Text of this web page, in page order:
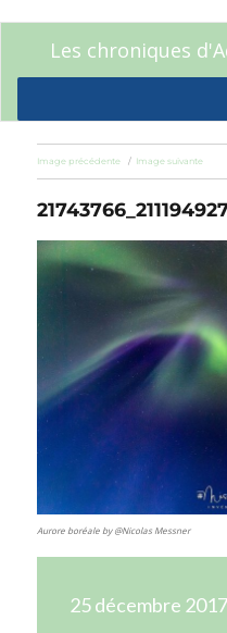
Les chroniques
Image précédente Image suivante
Aurore boréale by @Nicolas Messner
le
25 décembre 2017